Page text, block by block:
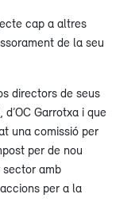
cap a altres
de la seu
directors de seus
Garrotxa i que
una comissió per
per de nou
amb
per a la